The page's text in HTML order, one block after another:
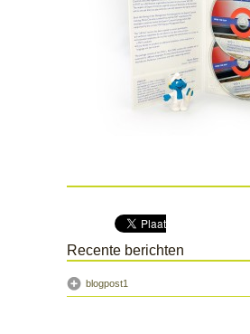
Recente berichten
blogpost1